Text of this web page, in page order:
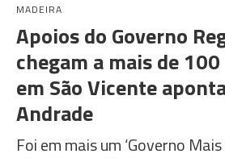
MADEIRA
Apoios do Governo
chegam a mais de
em São Vicente
Andrade
Foi em mais um ‘Governo Mais